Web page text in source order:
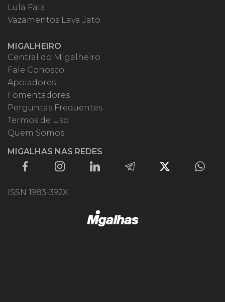
Lula Fala
Vazamentos Lava Jato
MIGALHEIRO
Central do Migalheiro
Fale Conosco
Apoiadores
Fomentadores
Perguntas Frequentes
Termos de Uso
Quem Somos
MIGALHAS NAS REDES
ISSN 1983-392X